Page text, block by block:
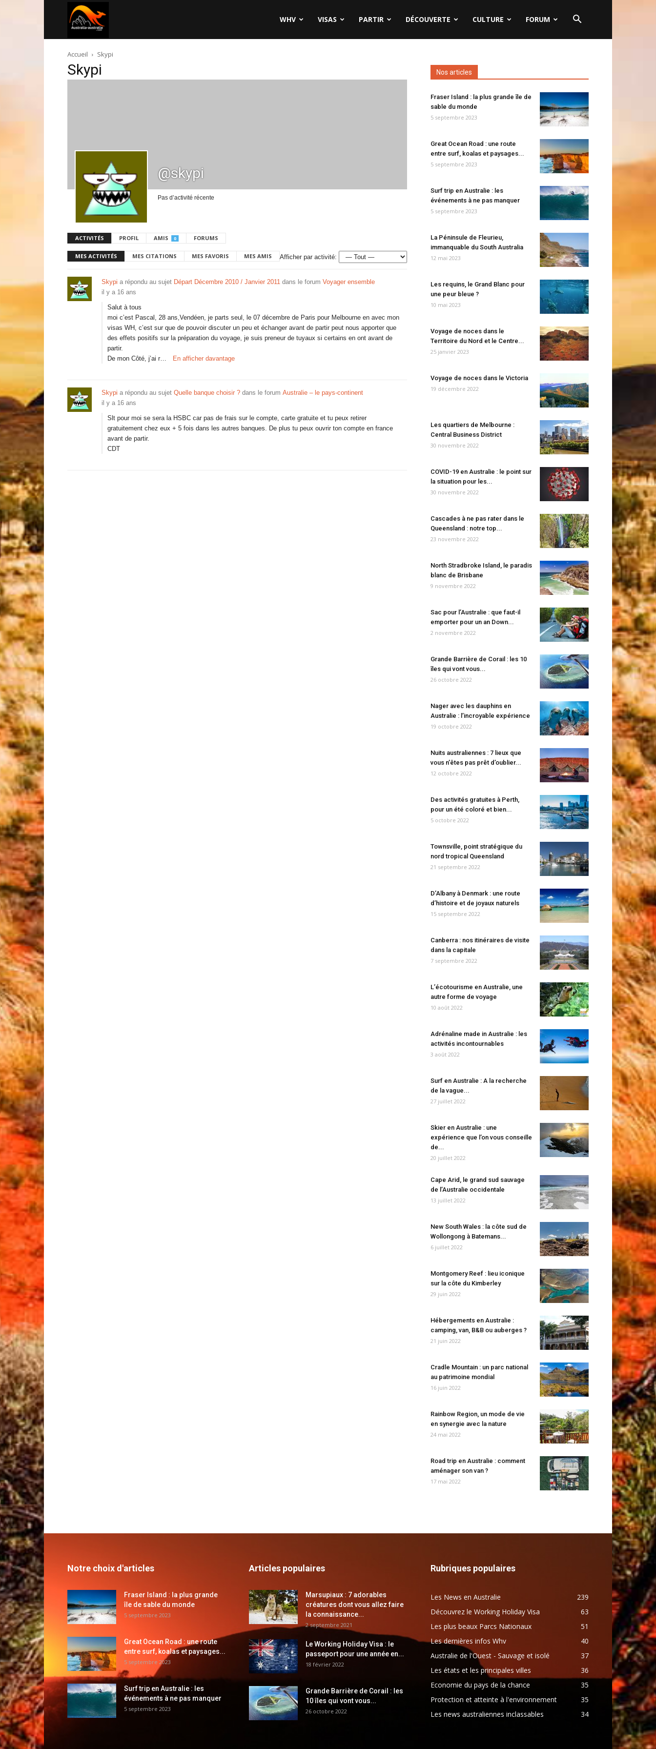
australie.com
WHV VISAS PARTIR DÉCOUVERTE CULTURE FORUM
Accueil Skypi
Skypi
@skypi
Pas d’activité récente
ACTIVITÉS PROFIL AMIS 0 FORUMS
MES ACTIVITÉS MES CITATIONS MES FAVORIS MES AMIS Afficher par activité:
Skypi a répondu au sujet Départ Décembre 2010 / Janvier 2011 dans le forum Voyager ensemble
il y a 16 ans
Salut à tous
moi c’est Pascal, 28 ans,Vendéen, je parts seul, le 07 décembre de Paris pour Melbourne en avec mon
visas WH, c’est sur que de pouvoir discuter un peu et échanger avant de partir peut nous apporter que
des effets positifs sur la préparation du voyage, je suis preneur de tuyaux si certains en ont avant de
partir.
De mon Côté, j’ai r…
En afficher davantage
Skypi a répondu au sujet Quelle banque choisir ? dans le forum Australie – le pays-continent
il y a 16 ans
Slt pour moi se sera la HSBC car pas de frais sur le compte, carte gratuite et tu peux retirer
gratuitement chez eux + 5 fois dans les autres banques. De plus tu peux ouvrir ton compte en france
avant de partir.
CDT
Nos articles
Fraser Island : la plus grande île de
sable du monde
5 septembre 2023
Great Ocean Road : une route
entre surf, koalas et paysages...
5 septembre 2023
Surf trip en Australie : les
événements à ne pas manquer
5 septembre 2023
La Péninsule de Fleurieu,
immanquable du South Australia
12 mai 2023
Les requins, le Grand Blanc pour
une peur bleue ?
10 mai 2023
Voyage de noces dans le
Territoire du Nord et le Centre...
25 janvier 2023
Voyage de noces dans le Victoria
19 décembre 2022
Les quartiers de Melbourne :
Central Business District
30 novembre 2022
COVID-19 en Australie : le point sur
la situation pour les...
30 novembre 2022
Cascades à ne pas rater dans le
Queensland : notre top...
23 novembre 2022
North Stradbroke Island, le paradis
blanc de Brisbane
9 novembre 2022
Sac pour l’Australie : que faut-il
emporter pour un an Down...
2 novembre 2022
Grande Barrière de Corail : les 10
îles qui vont vous...
26 octobre 2022
Nager avec les dauphins en
Australie : l’incroyable expérience
19 octobre 2022
Nuits australiennes : 7 lieux que
vous n’êtes pas prêt d’oublier...
12 octobre 2022
Des activités gratuites à Perth,
pour un été coloré et bien...
5 octobre 2022
Townsville, point stratégique du
nord tropical Queensland
21 septembre 2022
D’Albany à Denmark : une route
d’histoire et de joyaux naturels
15 septembre 2022
Canberra : nos itinéraires de visite
dans la capitale
7 septembre 2022
L’écotourisme en Australie, une
autre forme de voyage
10 août 2022
Adrénaline made in Australie : les
activités incontournables
3 août 2022
Surf en Australie : A la recherche
de la vague...
27 juillet 2022
Skier en Australie : une
expérience que l’on vous conseille
de...
20 juillet 2022
Cape Arid, le grand sud sauvage
de l’Australie occidentale
13 juillet 2022
New South Wales : la côte sud de
Wollongong à Batemans...
6 juillet 2022
Montgomery Reef : lieu iconique
sur la côte du Kimberley
29 juin 2022
Hébergements en Australie :
camping, van, B&B ou auberges ?
21 juin 2022
Cradle Mountain : un parc national
au patrimoine mondial
16 juin 2022
Rainbow Region, un mode de vie
en synergie avec la nature
24 mai 2022
Road trip en Australie : comment
aménager son van ?
17 mai 2022
Notre choix d'articles
Fraser Island : la plus grande
île de sable du monde
5 septembre 2023
Great Ocean Road : une route
entre surf, koalas et paysages...
5 septembre 2023
Surf trip en Australie : les
événements à ne pas manquer
5 septembre 2023
Articles populaires
Marsupiaux : 7 adorables
créatures dont vous allez faire
la connaissance...
2 septembre 2021
Le Working Holiday Visa : le
passeport pour une année en...
18 février 2022
Grande Barrière de Corail : les
10 îles qui vont vous...
26 octobre 2022
Rubriques populaires
Les News en Australie
239
Découvrez le Working Holiday Visa
63
Les plus beaux Parcs Nationaux
51
Les dernières infos Whv
40
Australie de l'Ouest - Sauvage et isolé
37
Les états et les principales villes
36
Economie du pays de la chance
35
Protection et atteinte à l'environnement
35
Les news australiennes inclassables
34